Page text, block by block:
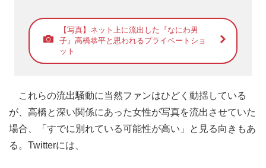
【写真】ネット上に流出した『なにわ男
子』高橋恭平と思われるプライベートショ
ット
これらの流出騒動に当然ファンはひどく動揺している
が、高橋と深い関係にあった女性が写真を流出させていた
場合、「すでに別れている可能性が高い」と見る向きもあ
る。Twitterには、